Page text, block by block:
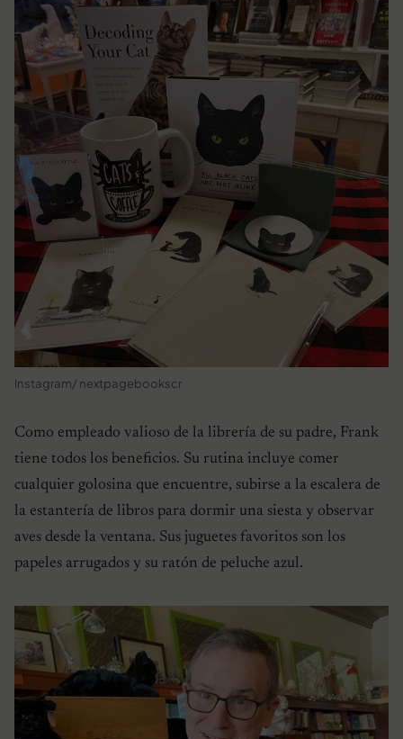
Instagram/ nextpagebookscr
Como empleado valioso de la librería de su padre, Frank
tiene todos los beneficios. Su rutina incluye comer
cualquier golosina que encuentre, subirse a la escalera de
la estantería de libros para dormir una siesta y observar
aves desde la ventana. Sus juguetes favoritos son los
papeles arrugados y su ratón de peluche azul.